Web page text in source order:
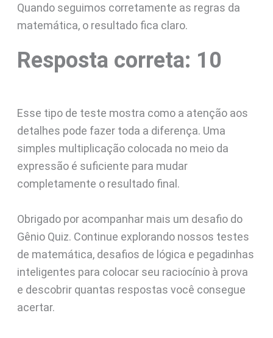
Quando seguimos corretamente as regras da
matemática, o resultado fica claro.
Resposta correta: 10
Esse tipo de teste mostra como a atenção aos
detalhes pode fazer toda a diferença. Uma
simples multiplicação colocada no meio da
expressão é suficiente para mudar
completamente o resultado final.
Obrigado por acompanhar mais um desafio do
Gênio Quiz. Continue explorando nossos testes
de matemática, desafios de lógica e pegadinhas
inteligentes para colocar seu raciocínio à prova
e descobrir quantas respostas você consegue
acertar.